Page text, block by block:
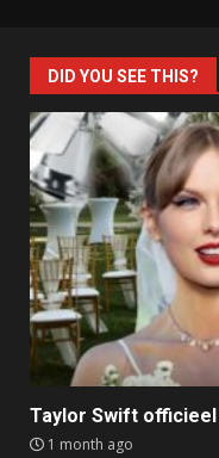
DID YOU SEE THIS?
Taylor Swift
1 month ago